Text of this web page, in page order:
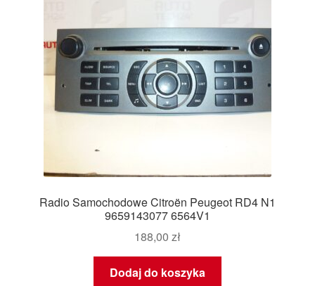
Radio Samochodowe Citroën Peugeot RD4 N1
9659143077 6564V1
188,00 zł
Dodaj do koszyka